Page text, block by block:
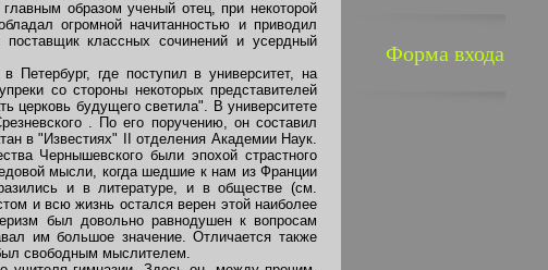
образом ученый отец, при некоторой
огромной начитанностью и приводил
классных сочинений и усердный
где поступил в университет, на
со стороны некоторых представителей
церковь будущего светила". В университете
. По его поручению, он составил
в "Известиях" II отделения Академии Наук.
Чернышевского были эпохой страстного
мысли, когда шедшие к нам из Франции
и в литературе, и в обществе (см.
и всю жизнь остался верен этой наиболее
был довольно равнодушен к вопросам
им большое значение. Отличается также
свободным мыслителем.
Форма входа